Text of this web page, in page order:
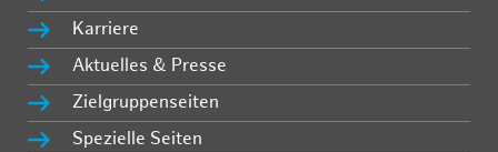
Karriere
Aktuelles & Presse
Zielgruppenseiten
Spezielle Seiten